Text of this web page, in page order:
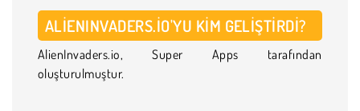
ALIENINVADERS.IO'YU KIM GELIŞTIRDI?
AlienInvaders.io, Super Apps tarafından
oluşturulmuştur.